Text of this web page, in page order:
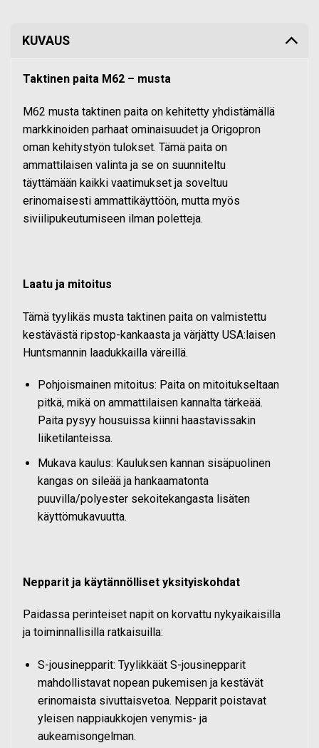
KUVAUS
Taktinen paita M62 – musta
M62 musta taktinen paita on kehitetty yhdistämällä
markkinoiden parhaat ominaisuudet ja Origopron
oman kehitystyön tulokset. Tämä paita on
ammattilaisen valinta ja se on suunniteltu
täyttämään kaikki vaatimukset ja soveltuu
erinomaisesti ammattikäyttöön, mutta myös
siviilipukeutumiseen ilman poletteja.
Laatu ja mitoitus
Tämä tyylikäs musta taktinen paita on valmistettu
kestävästä ripstop-kankaasta ja värjätty USA:laisen
Huntsmannin laadukkailla väreillä.
Pohjoismainen mitoitus: Paita on mitoitukseltaan
pitkä, mikä on ammattilaisen kannalta tärkeää.
Paita pysyy housuissa kiinni haastavissakin
liiketilanteissa.
Mukava kaulus: Kauluksen kannan sisäpuolinen
kangas on sileää ja hankaamatonta
puuvilla/polyester sekoitekangasta lisäten
käyttömukavuutta.
Nepparit ja käytännölliset yksityiskohdat
Paidassa perinteiset napit on korvattu nykyaikaisilla
ja toiminnallisilla ratkaisuilla:
S-jousinepparit: Tyylikkäät S-jousinepparit
mahdollistavat nopean pukemisen ja kestävät
erinomaista sivuttaisvetoa. Nepparit poistavat
yleisen nappiaukkojen venymis- ja
aukeamisongelman.